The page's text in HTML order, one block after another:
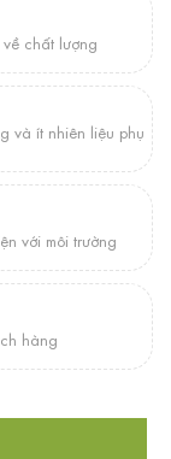
chất lượng
và ít nhiên liệu phụ
với môi trường
hàng